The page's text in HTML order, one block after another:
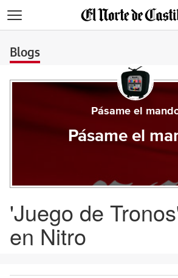
Blogs
Pásame el
Pásame el
'Juego de
en Nitro